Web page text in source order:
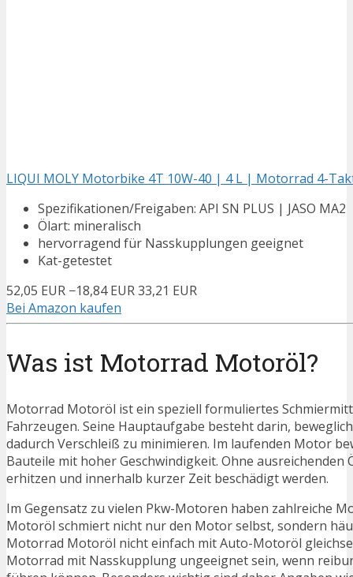
LIQUI MOLY Motorbike 4T 10W-40 | 4 L | Motorrad 4-
Spezifikationen/Freigaben: API SN PLUS | JASO MA2
Ölart: mineralisch
hervorragend für Nasskupplungen geeignet
Kat-getestet
52,05 EUR −18,84 EUR33,21 EUR
Bei Amazon kaufen
Was ist Motorrad Motoröl?
Motorrad Motoröl ist ein speziell formuliertes
Fahrzeugen. Seine Hauptaufgabe besteht darin,
dadurch Verschleiß zu minimieren. Im laufenden Motor
Bauteile mit hoher Geschwindigkeit. Ohne
erhitzen und innerhalb kurzer Zeit beschädigt werden.
Im Gegensatz zu vielen Pkw-Motoren haben zahlreiche
Motoröl schmiert nicht nur den Motor selbst, sondern
Motorrad Motoröl nicht einfach mit Auto-Motoröl
Motorrad mit Nasskupplung ungeeignet sein, wenn